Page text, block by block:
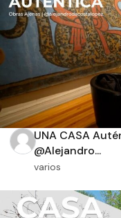
UNA CASA
@Alejandro...
varios